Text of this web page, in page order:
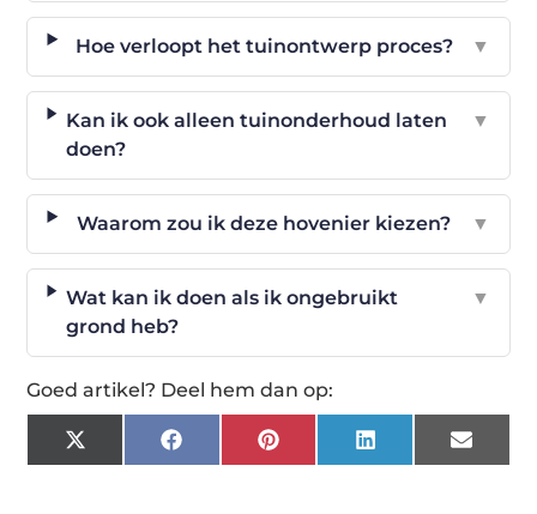
Hoe verloopt het tuinontwerp proces? ▼
Kan ik ook alleen tuinonderhoud laten
doen?
▼
Waarom zou ik deze hovenier kiezen? ▼
Wat kan ik doen als ik ongebruikt
grond heb?
▼
Goed artikel? Deel hem dan op:
X
(Twitter)
FacebookPinterestLinkedIn Email